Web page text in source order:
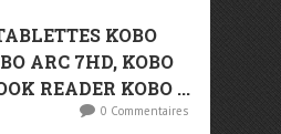
KOBO
ARC 7HD, KOBO
READER KOBO ...
0 Commentaires